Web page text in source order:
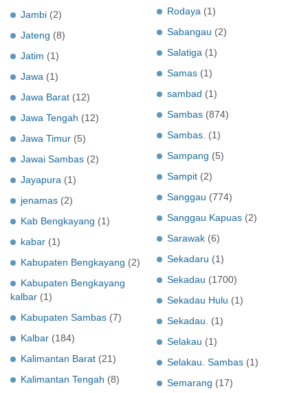
Jambi (2)
Jateng (8)
Jatim (1)
Jawa (1)
Jawa Barat (12)
Jawa Tengah (12)
Jawa Timur (5)
Jawai Sambas (2)
Jayapura (1)
jenamas (2)
Kab Bengkayang (1)
kabar (1)
Kabupaten Bengkayang (2)
Kabupaten Bengkayang
kalbar (1)
Kabupaten Sambas (7)
Kalbar (184)
Kalimantan Barat (21)
Kalimantan Tengah (8)
Rodaya (1)
Sabangau (2)
Salatiga (1)
Samas (1)
sambad (1)
Sambas (874)
Sambas. (1)
Sampang (5)
Sampit (2)
Sanggau (774)
Sanggau Kapuas (2)
Sarawak (6)
Sekadaru (1)
Sekadau (1700)
Sekadau Hulu (1)
Sekadau.
(1)
Selakau (1)
Selakau. Sambas (1)
Semarang (17)